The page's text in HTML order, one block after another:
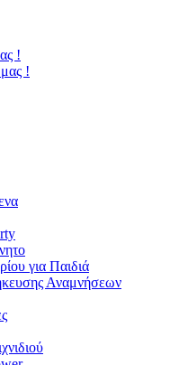
!
!
για Παιδιά
Αναμνήσεων